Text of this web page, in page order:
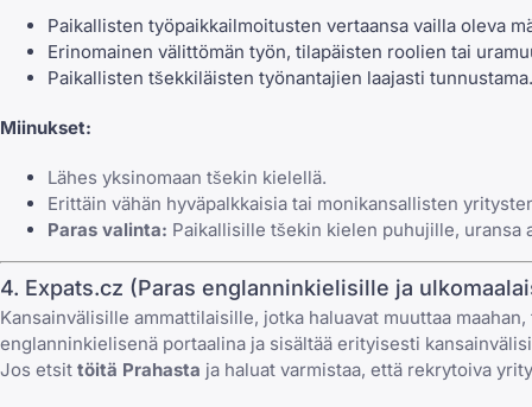
Paikallisten työpaikkailmoitusten vertaansa vailla oleva
Erinomainen välittömän työn, tilapäisten roolien tai
Paikallisten tšekkiläisten työnantajien laajasti tunnustama.
Miinukset:
Lähes yksinomaan tšekin kielellä.
Erittäin vähän hyväpalkkaisia tai monikansallisten
Paras valinta: Paikallisille tšekin kielen puhujille,
4. Expats.cz (Paras englanninkielisille ja
Kansainvälisille ammattilaisille, jotka haluavat muuttaa
englanninkielisenä portaalina ja sisältää erityisesti
Jos etsit töitä Prahasta ja haluat varmistaa, että rekrytoiva